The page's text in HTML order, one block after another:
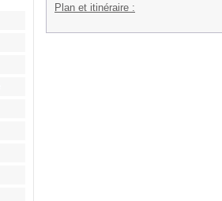
Plan et itinéraire :